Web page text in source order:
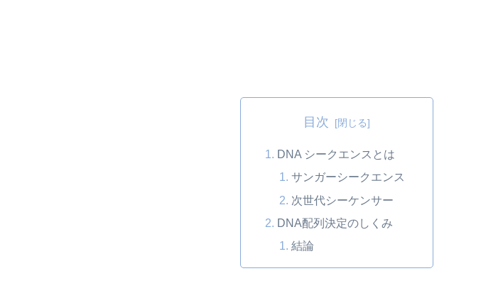
目次
DNA シークエンスとは
サンガーシークエンス
次世代シーケンサー
DNA配列決定のしくみ
結論